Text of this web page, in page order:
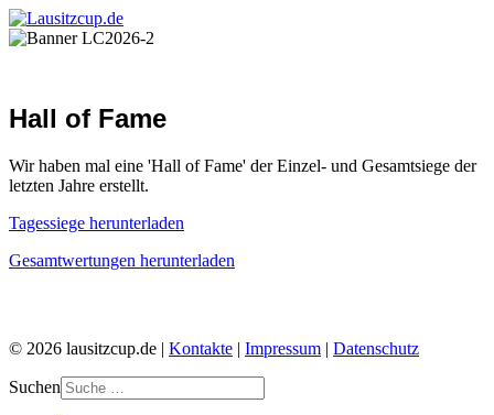
Hall of Fame
Wir haben mal eine 'Hall of Fame' der Einzel- und Gesamtsiege der
letzten Jahre erstellt.
Tagessiege herunterladen
Gesamtwertungen herunterladen
© 2026 lausitzcup.de | Kontakte | Impressum | Datenschutz
Suchen